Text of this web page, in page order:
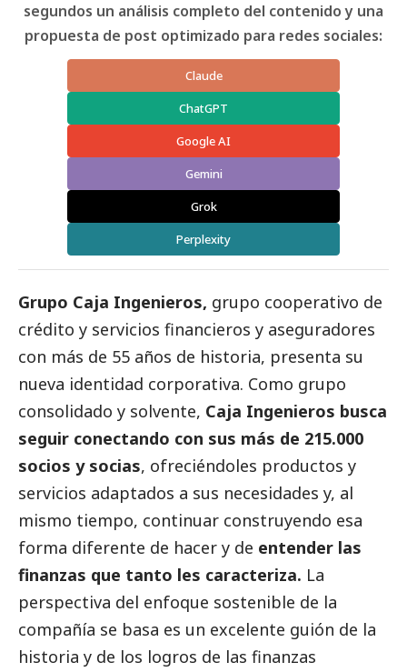
segundos un análisis completo del contenido y una
propuesta de post optimizado para redes sociales:
Claude
ChatGPT
Google AI
Gemini
Grok
Perplexity
Grupo Caja Ingenieros, grupo cooperativo de
crédito y servicios financieros y aseguradores
con más de 55 años de historia, presenta su
nueva identidad corporativa. Como grupo
consolidado y solvente, Caja Ingenieros busca
seguir conectando con sus más de 215.000
socios y socias, ofreciéndoles productos y
servicios adaptados a sus necesidades y, al
mismo tiempo, continuar construyendo esa
forma diferente de hacer y de entender las
finanzas que tanto les caracteriza. La
perspectiva del enfoque sostenible de la
compañía se basa es un excelente guión de la
historia y de los logros de las finanzas